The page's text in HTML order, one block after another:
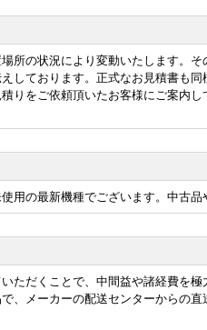
所の状況により変動いたします。
しております。正式なお見積書も
りをご依頼頂いたお客様にご案内し
用の最新機種でございます。中古品
ただくことで、中間益や諸経費を
、メーカーの配送センターからの